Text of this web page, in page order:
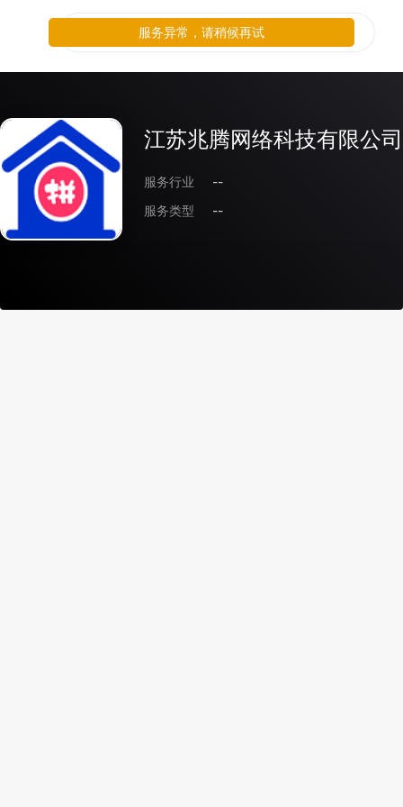
江苏兆腾网络科技有限公司
服务行业
--
服务类型
--
服务异常，请稍候再试